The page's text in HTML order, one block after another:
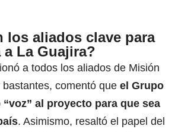
los aliados clave para
La Guajira?
a todos los aliados de Misión
bastantes, comentó que el Grupo
al proyecto para que sea
. Asimismo, resaltó el papel del